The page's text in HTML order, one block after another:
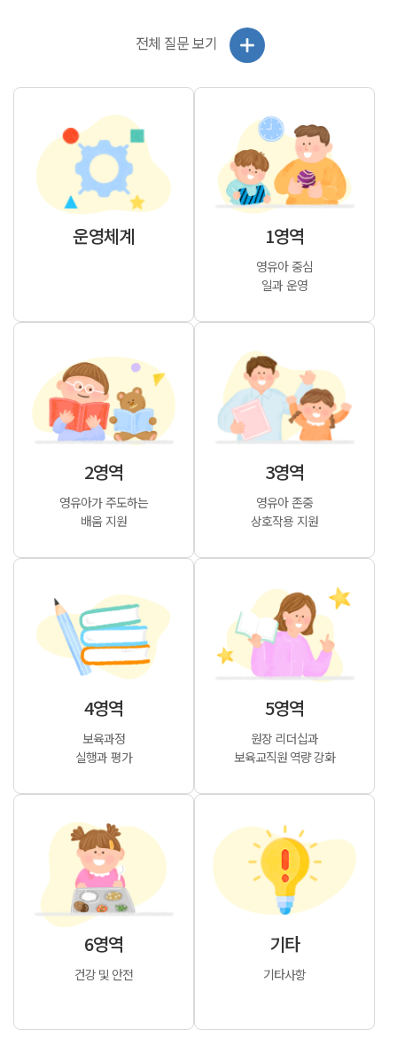
운영체계 1영역
영유아 중심
일과 운영
2영역
영유아가 주도하는
배움 지원
3영역
영유아 존중
상호작용 지원
4영역
보육과정
실행과 평가
5영역
원장 리더십과
보육교직원 역량 강화
6영역
건강 및 안전
기타
기타사항
전체 질문 보기